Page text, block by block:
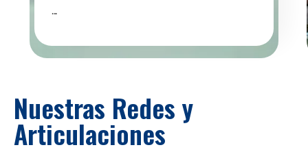
...
Nuestras Redes y
Articulaciones